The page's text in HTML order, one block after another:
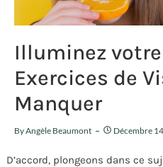
Illuminez votre
Exercices de
Manquer
ByAngèle Beaumont Décembre
D’accord, plongeons dans ce